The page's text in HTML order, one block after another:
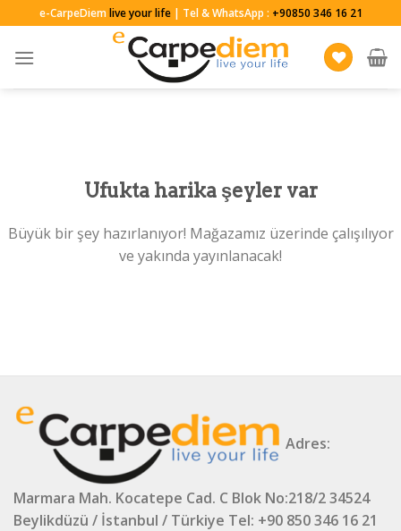
to
content
e-CarpeDiemlive your life| Tel & WhatsApp : +90850 346 16 21
Ufukta harika şeyler var
Büyük bir şey hazırlanıyor! Mağazamız üzerinde çalışılıyor
ve yakında yayınlanacak!
Adres:
Marmara Mah. Kocatepe Cad. C Blok No:218/2 34524
Beylikdüzü / İstanbul / Türkiye Tel: +90 850 346 16 21